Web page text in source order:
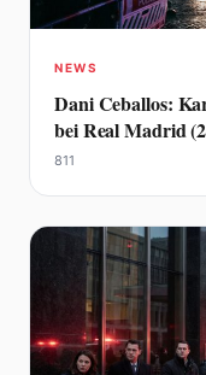
NEWS
Dani Ceballos:
bei Real Madrid
811